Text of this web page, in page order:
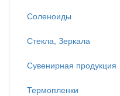
Соленоиды
Стекла, Зеркала
Сувенирная продукция
Термопленки